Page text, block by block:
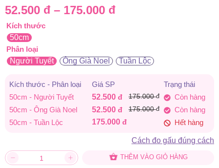
52.500 đ – 175.000 đKhoảng
52.500 đ
175.000 đ
Kích thước
50cm
Phân loại
Người Tuyết
Ông Già Noel Tuần Lộc
Kích thước - Phân loại Giá SP
Trạng thái
50cm - Người Tuyết
52.500 đ 175.000đ
Còn hàng
50cm - Ông Già Noel
52.500 đ 175.000đ
Còn hàng
50cm - Tuần Lộc
175.000 đ Hết hàng
Cách đo gấu đúng cách
THÊM VÀO GIỎ HÀNG